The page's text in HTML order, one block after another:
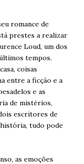
romance de
prestes a realizar
Loud, um dos
tempos.
coisas
entre a ficção e a
e as
de mistérios,
escritores de
tudo pode
as emoções